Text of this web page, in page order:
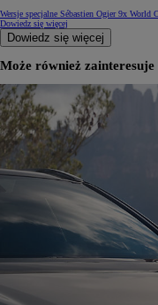
Wersje specjalne Sébastien Ogier 9x
Dowiedz się więcej
Dowiedz się więcej
Może również zainteresuje